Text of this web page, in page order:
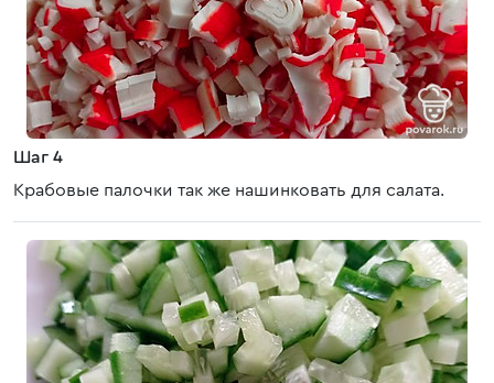
Шаг 4
Крабовые палочки так же нашинковать для салата.